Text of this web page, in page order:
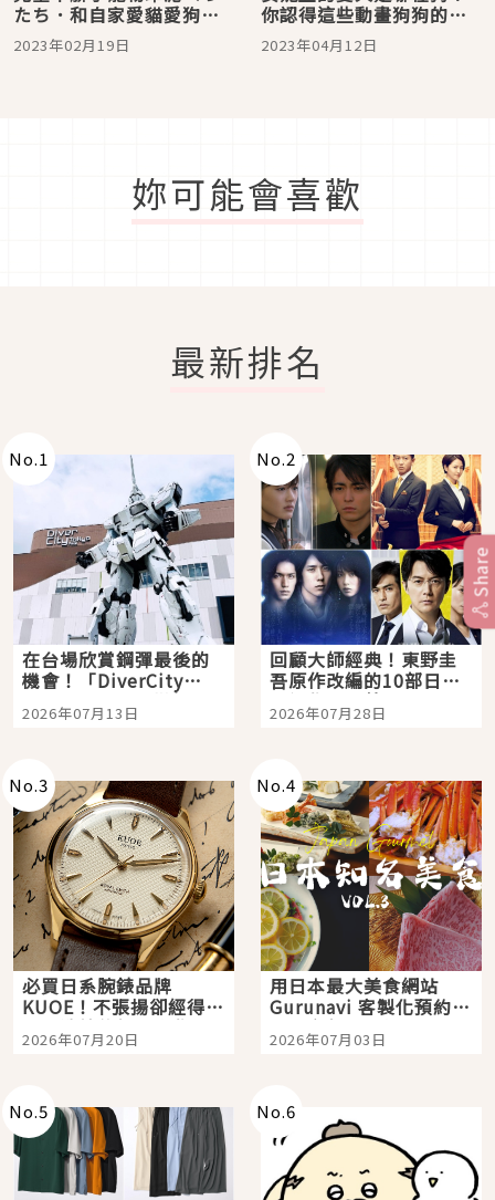
たち．和自家愛貓愛狗一
起完成世界最可愛的作
品！
2023年02月19日
你認得這些動畫狗狗的原
型嗎
2023年04月12日
妳可能會喜歡
最新排名
No.1
在台場欣賞鋼彈最後的
機會！「DiverCity
Tokyo Plaza」搭船、
購物、美食及夜景，一
2026年07月13日
No.2
回顧大師經典！東野圭
吾原作改編的10部日本
影視作品推薦
2026年07月28日
No.3
必買日系腕錶品牌
KUOE！不張揚卻經得起
時間洗鍊的經典之作五
選
2026年07月20日
No.4
用日本最大美食網站
Gurunavi 客製化預約九
大都市餐廳，打造專屬
美食體驗！
2026年07月03日
No.5 No.6
Share